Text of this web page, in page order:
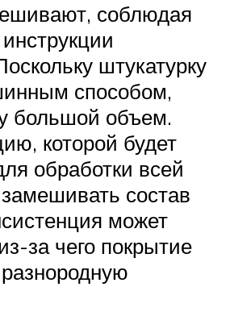
соблюдая
штукатурку
способом,
большой объем.
которой будет
обработки всей
состав
может
за чего покрытие